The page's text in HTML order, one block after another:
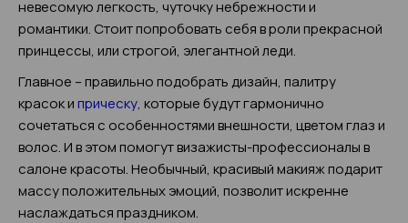
невесомую легкость, чуточку небрежности и
романтики. Стоит попробовать себя в роли прекрасной
принцессы, или строгой, элегантной леди.
Главное – правильно подобрать дизайн, палитру
красок иприческу, которые будут гармонично
сочетаться с особенностями внешности, цветом глаз и
волос. И в этом помогут визажисты-профессионалы в
салоне красоты. Необычный, красивый макияж подарит
массу положительных эмоций, позволит искренне
наслаждаться праздником.